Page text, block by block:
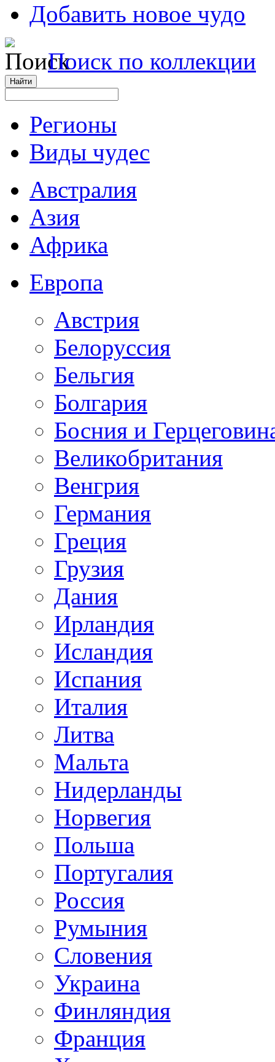
Добавить новое чудо
Поиск по коллекции
Регионы
Виды чудес
Австралия
Азия
Африка
Европа
Австрия
Белоруссия
Бельгия
Болгария
Босния и
Великобритания
Венгрия
Германия
Греция
Грузия
Дания
Ирландия
Исландия
Испания
Италия
Литва
Мальта
Нидерланды
Норвегия
Польша
Португалия
Россия
Румыния
Словения
Украина
Финляндия
Франция